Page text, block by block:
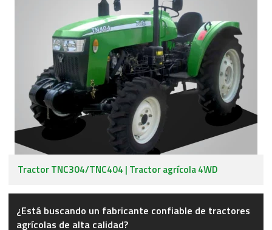
Tractor TNC304/TNC404 | Tractor agrícola 4WD
¿Está buscando un fabricante confiable de tractores
agrícolas de alta calidad?